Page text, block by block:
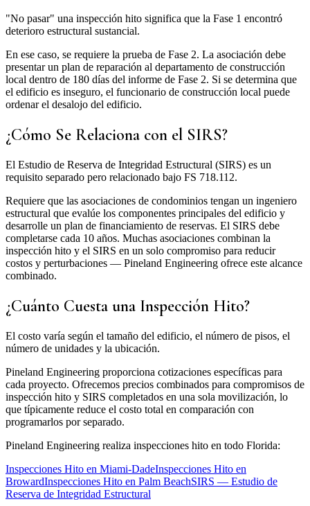
"No pasar" una inspección hito significa que la Fase 1 encontró
deterioro estructural sustancial.
En ese caso, se requiere la prueba de Fase 2. La asociación debe
presentar un plan de reparación al departamento de construcción
local dentro de 180 días del informe de Fase 2. Si se determina que
el edificio es inseguro, el funcionario de construcción local puede
ordenar el desalojo del edificio.
¿Cómo Se Relaciona con el SIRS?
El Estudio de Reserva de Integridad Estructural (SIRS) es un
requisito separado pero relacionado bajo FS 718.112.
Requiere que las asociaciones de condominios tengan un ingeniero
estructural que evalúe los componentes principales del edificio y
desarrolle un plan de financiamiento de reservas. El SIRS debe
completarse cada 10 años. Muchas asociaciones combinan la
inspección hito y el SIRS en un solo compromiso para reducir
costos y perturbaciones — Pineland Engineering ofrece este alcance
combinado.
¿Cuánto Cuesta una Inspección Hito?
El costo varía según el tamaño del edificio, el número de pisos, el
número de unidades y la ubicación.
Pineland Engineering proporciona cotizaciones específicas para
cada proyecto. Ofrecemos precios combinados para compromisos de
inspección hito y SIRS completados en una sola movilización, lo
que típicamente reduce el costo total en comparación con
programarlos por separado.
Pineland Engineering realiza inspecciones hito en todo Florida:
Inspecciones Hito en Miami-DadeInspecciones Hito en
BrowardInspecciones Hito en Palm BeachSIRS — Estudio de
Reserva de Integridad Estructural